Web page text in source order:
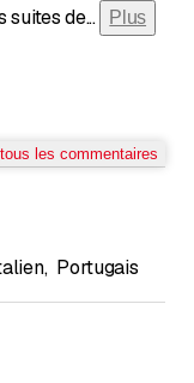
suites de... Plus
les commentaires
, Portugais